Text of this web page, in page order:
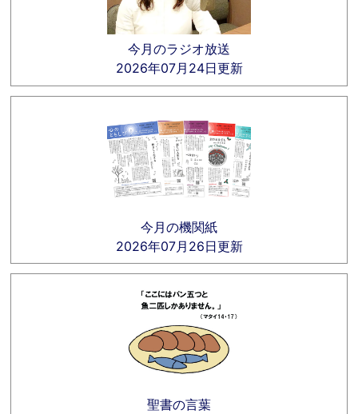
今月のラジオ放送
2026年07月24日更新
今月の機関紙
2026年07月26日更新
聖書の言葉